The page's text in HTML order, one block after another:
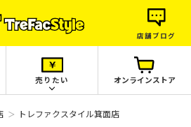
店舗ブログ
売りたい オンラインストア
トレファクスタイル箕面店